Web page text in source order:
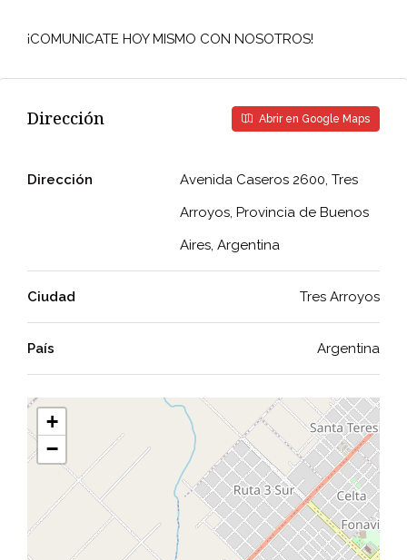
¡COMUNICATE HOY MISMO CON NOSOTROS!
Dirección Abrir en Google Maps
Dirección
Avenida Caseros 2600, Tres
Arroyos, Provincia de Buenos
Aires, Argentina
Ciudad Tres Arroyos
País Argentina
+
−